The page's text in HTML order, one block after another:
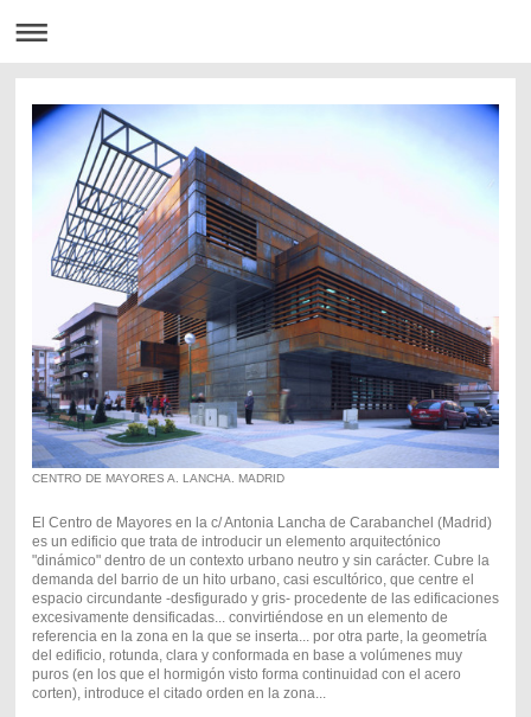
CENTRO DE MAYORES A. LANCHA. MADRID
El Centro de Mayores en la c/ Antonia Lancha de Carabanchel (Madrid)
es un edificio que trata de introducir un elemento arquitectónico
"dinámico" dentro de un contexto urbano neutro y sin carácter. Cubre la
demanda del barrio de un hito urbano, casi escultórico, que centre el
espacio circundante -desfigurado y gris- procedente de las edificaciones
excesivamente densificadas... convirtiéndose en un elemento de
referencia en la zona en la que se inserta... por otra parte, la geometría
del edificio, rotunda, clara y conformada en base a volúmenes muy
puros (en los que el hormigón visto forma continuidad con el acero
corten), introduce el citado orden en la zona...